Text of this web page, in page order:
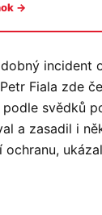
→
incident
Fiala zde
podle svědků
a zasadil i